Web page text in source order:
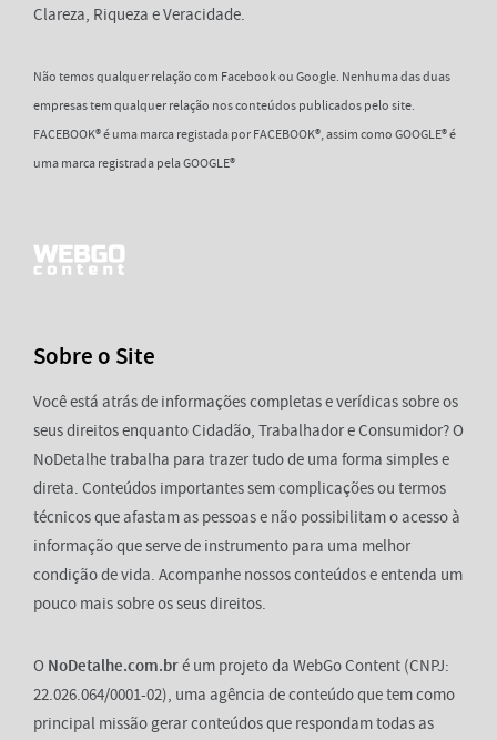
Clareza, Riqueza e Veracidade.
Não temos qualquer relação com Facebook ou Google. Nenhuma das duas
empresas tem qualquer relação nos conteúdos publicados pelo site.
FACEBOOK® é uma marca registada por FACEBOOK®, assim como GOOGLE® é
uma marca registrada pela GOOGLE®
Sobre o Site
Você está atrás de informações completas e verídicas sobre os
seus direitos enquanto Cidadão, Trabalhador e Consumidor? O
NoDetalhe trabalha para trazer tudo de uma forma simples e
direta. Conteúdos importantes sem complicações ou termos
técnicos que afastam as pessoas e não possibilitam o acesso à
informação que serve de instrumento para uma melhor
condição de vida. Acompanhe nossos conteúdos e entenda um
pouco mais sobre os seus direitos.
O NoDetalhe.com.bré um projeto da WebGo Content (CNPJ:
22.026.064/0001-02), uma agência de conteúdo que tem como
principal missão gerar conteúdos que respondam todas as